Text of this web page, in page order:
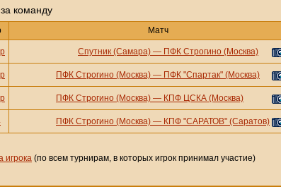
команду
Матч
Спутник (Самара) — ПФК Строгино (Москва)
ПФК Строгино (Москва) — ПФК "Спартак" (Москва)
ПФК Строгино (Москва) — КПФ ЦСКА (Москва)
ПФК Строгино (Москва) — КПФ "САРАТОВ" (Саратов)
игрока (по всем турнирам, в которых игрок принимал участие)